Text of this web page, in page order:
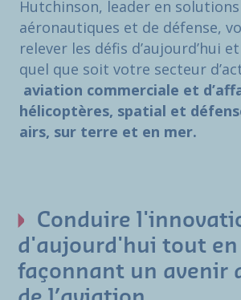
Hutchinson, leader en solutions
aéronautiques et de défense,
relever les défis d’aujourd’hui
quel que soit votre secteur
aviation commerciale et
hélicoptères, spatial et
airs, sur terre et en mer.
Conduire
d'aujourd'hui tout en
façonnant un avenir